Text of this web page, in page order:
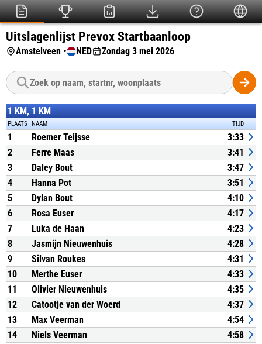
Uitslagenlijst Prevox Startbaanloop
Amstelveen • NED Zondag 3 mei 2026
1 KM, 1 KM
PLAATS NAAM TIJD
1 Roemer Teijsse
3:33
2
Ferre Maas
3:41
3
Daley Bout
3:47
4
Hanna Pot
3:51
5
Dylan Bout
4:10
6
Rosa Euser
4:17
7
Luka de Haan
4:23
8
Jasmijn Nieuwenhuis
4:28
9
Silvan Roukes
4:31
10
Merthe Euser
4:33
11
Olivier Nieuwenhuis
4:35
12
Catootje van der Woerd
4:37
13
Max Veerman
4:54
14
Niels Veerman
4:58